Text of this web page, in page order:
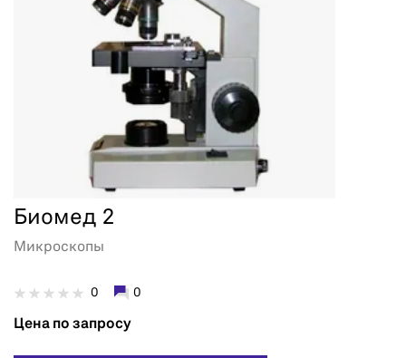
Биомед 2
Микроскопы
0 0
Цена по запросу